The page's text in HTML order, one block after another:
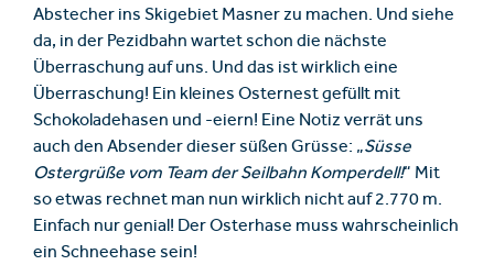
Abstecher ins Skigebiet Masner zu machen. Und siehe
da, in der Pezidbahn wartet schon die nächste
Überraschung auf uns. Und das ist wirklich eine
Überraschung! Ein kleines Osternest gefüllt mit
Schokoladehasen und -eiern! Eine Notiz verrät uns
auch den Absender dieser süßen Grüsse: „Süsse
Ostergrüße vom Team der Seilbahn Komperdell!“ Mit
so etwas rechnet man nun wirklich nicht auf 2.770 m.
Einfach nur genial! Der Osterhase muss wahrscheinlich
ein Schneehase sein!